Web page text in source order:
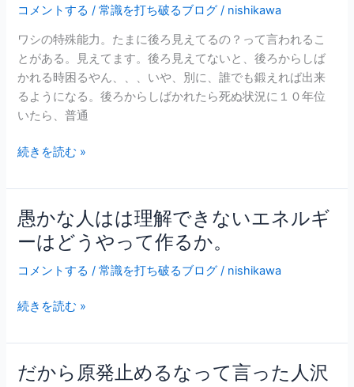
に
よ
る。
コメントする /常識を打ち破るブログ / nishikawa
ワシの特殊能力。たまに後ろ見えてるの？って言われるこ
とがある。見えてます。後ろ見えてないと、後ろからしば
かれる時困るやん、、、いや、別に、誰でも鍛えれば出来
るようになる。後ろからしばかれたら死ぬ状況に１０年位
いたら、普通
後
見
え
て
る
の？
っ
れ
る
と
あ
続きを読む »
愚かな人はは理解できないエネルギ
ーはどうやって作るか。
コメントする /常識を打ち破るブログ / nishikawa
愚
人
は
解
で
続きを読む »
だから原発止めるなって言った人沢
だ